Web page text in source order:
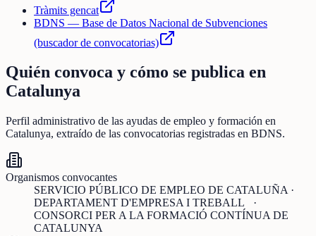
Tràmits gencat
BDNS — Base de Datos Nacional de Subvenciones
(buscador de convocatorias)
Quién convoca y cómo se publica en
Catalunya
Perfil administrativo de las ayudas de empleo y formación en
Catalunya, extraído de las convocatorias registradas en BDNS.
Organismos convocantes
SERVICIO PÚBLICO DE EMPLEO DE CATALUÑA ·
DEPARTAMENT D'EMPRESA I TREBALL ·
CONSORCI PER A LA FORMACIÓ CONTÍNUA DE
CATALUNYA